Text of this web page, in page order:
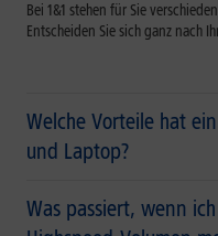
Bei 1&1 stehen für Sie
Entscheiden Sie sich ganz nach
Welche Vorteile hat
und Laptop?
Was passiert, wenn